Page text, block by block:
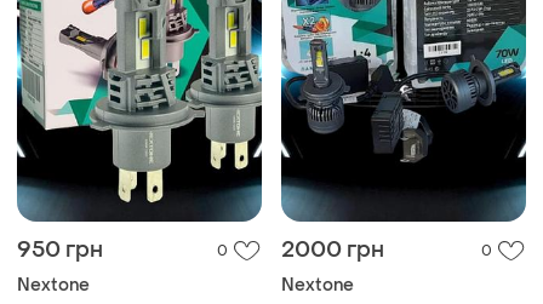
950 грн 0
Nextone
2000 грн 0
Nextone